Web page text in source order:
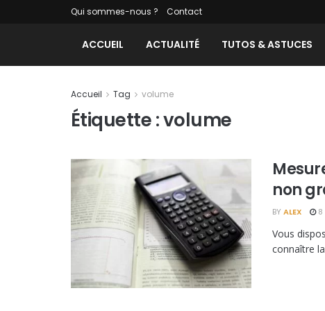
Qui sommes-nous ? Contact
ACCUEIL ACTUALITÉ TUTOS & ASTUCES
Accueil Tag volume
Étiquette :volume
non
BY ALEX 8
Vous
connaître